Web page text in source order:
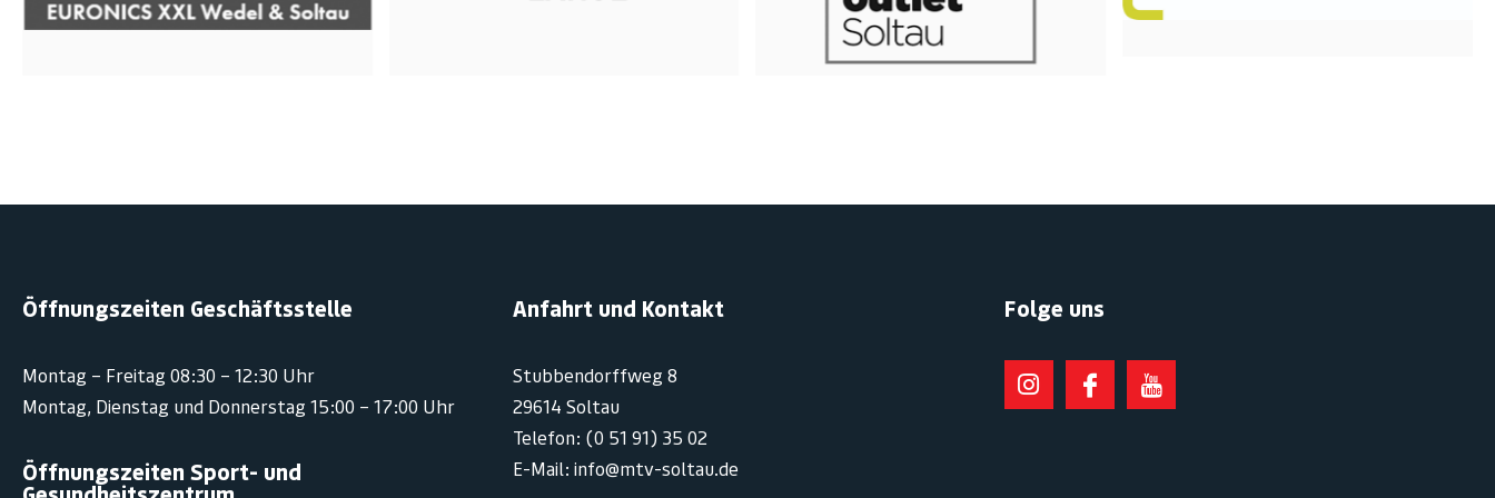
Öffnungszeiten Geschäftsstelle
Montag – Freitag 08:30 – 12:30 Uhr
Montag, Dienstag und Donnerstag 15:00 – 17:00 Uhr
Öffnungszeiten Sport- und
Anfahrt und Kontakt
Stubbendorffweg 8
29614 Soltau
Telefon: (0 51 91) 35 02
E-Mail: info@mtv-soltau.de
Folge uns